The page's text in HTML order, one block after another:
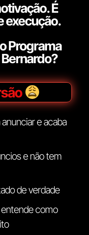
É
execução.
Programa
e acaba
e não tem
de verdade
entende como